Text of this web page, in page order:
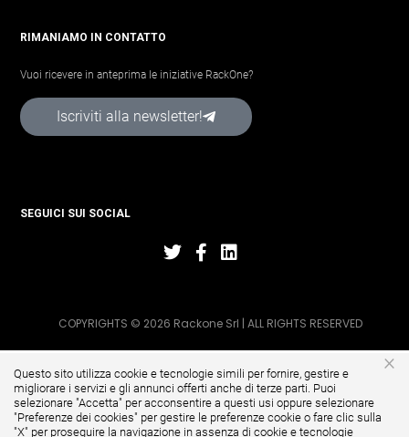
RIMANIAMO IN CONTATTO
Vuoi ricevere in anteprima le iniziative RackOne?
Iscriviti alla newsletter!
SEGUICI SUI SOCIAL
COPYRIGHTS © 2026 Rackone Srl | ALL RIGHTS RESERVED
×
Questo sito utilizza cookie e tecnologie simili per fornire, gestire e
migliorare i servizi e gli annunci offerti anche di terze parti. Puoi
selezionare "Accetta" per acconsentire a questi usi oppure selezionare
"Preferenze dei cookies" per gestire le preferenze cookie o fare clic sulla
"X" per proseguire la navigazione in assenza di cookie e tecnologie